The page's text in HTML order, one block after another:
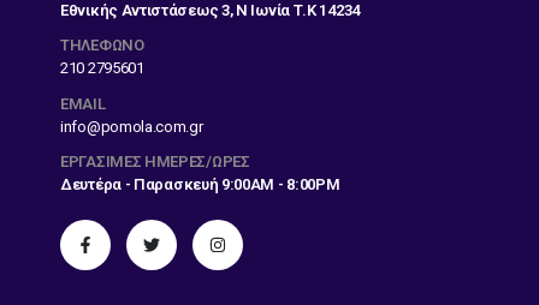
Εθνικής Αντιστάσεως 3, Ν Ιωνία Τ.Κ 14234
ΤΗΛΕΦΩΝΟ
210 2795601
EMAIL
info@pomola.com.gr
ΕΡΓΆΣΙΜΕΣ ΗΜΈΡΕΣ/ΏΡΕΣ
Δευτέρα - Παρασκευή 9:00AM - 8:00PM